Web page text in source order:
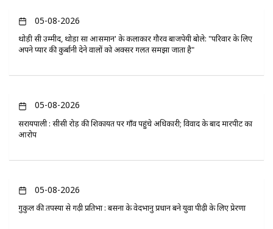
05-08-2026
थोड़ी सी उम्मीद, थोड़ा सा आसमान' के कलाकार गौरव बाजपेयी बोले: "परिवार के लिए
अपने प्यार की कुर्बानी देने वालों को अक्सर गलत समझा जाता है"
05-08-2026
सरायपाली : सीसी रोड़ की शिकायत पर गाँव पहुंचे अधिकारी; विवाद के बाद मारपीट का
आरोप
05-08-2026
गुरुकुल की तपस्या से गढ़ी प्रतिभा : बसना के वेदभानु प्रधान बने युवा पीढ़ी के लिए प्रेरणा